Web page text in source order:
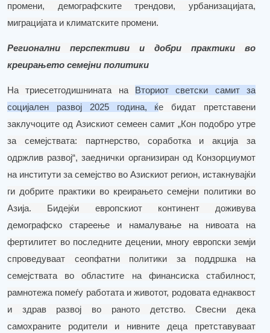
промени, демографските трендови, урбанизацијата,
миграцијата и климатските промени.
Регионални перспективи и добри практики во
креирањето семејни политики
На триесетгодишнината на Вториот светски самит за
социјален развој 2025година, ќе бидат претставени
заклучоците од Азискиот семеен самит „Кон подобро утре
за семејствата: партнерство, соработка и акција за
одржлив развој“, заеднички организиран од Конзорциумот
на институти за семејство во Азискиот регион, истакнувајќи
ги добрите практики во креирањето семејни политики во
Азија.
Бидејќи европскиот континент доживува
демографско стареење и намалување на нивоата на
фертилитет во последните децении, многу европски земји
спроведуваат сеопфатни политики за поддршка на
семејствата во областите на финансиска стабилност,
рамнотежа помеѓу работата и животот, родоватаеднаквост
и здрав развој во раното детство.
Свесни дека
самохраните родители и нивните деца претставуваат